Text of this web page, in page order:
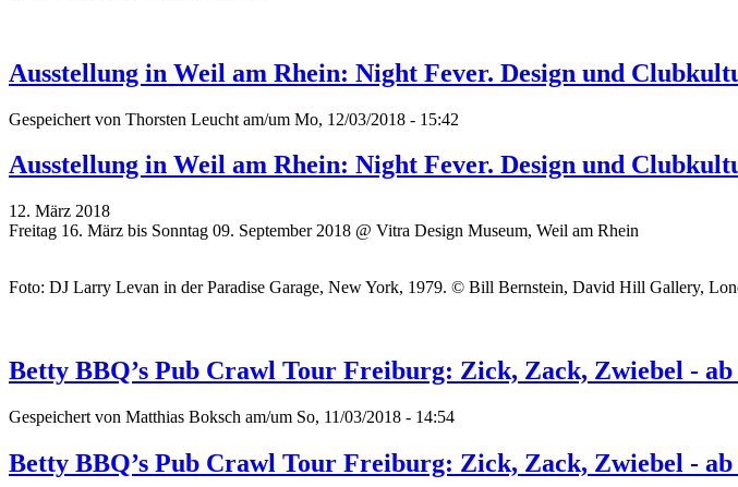
Ausstellung in Weil am Rhein: Night Fever. Design und
Gespeichert von Thorsten Leucht am/um Mo, 12/03/2018 - 15:42
Ausstellung in Weil am Rhein: Night Fever. Design und
12. März 2018
Freitag 16. März bis Sonntag 09. September 2018 @ Vitra Design Museum, Weil am Rhein
Foto: DJ Larry Levan in der Paradise Garage, New York, 1979. © Bill Bernstein, David Hill Gallery,
Betty BBQ’s Pub Crawl Tour Freiburg: Zick, Zack, Zwiebel - ab
Gespeichert von Matthias Boksch am/um So, 11/03/2018 - 14:54
Betty BBQ’s Pub Crawl Tour Freiburg: Zick, Zack, Zwiebel - ab